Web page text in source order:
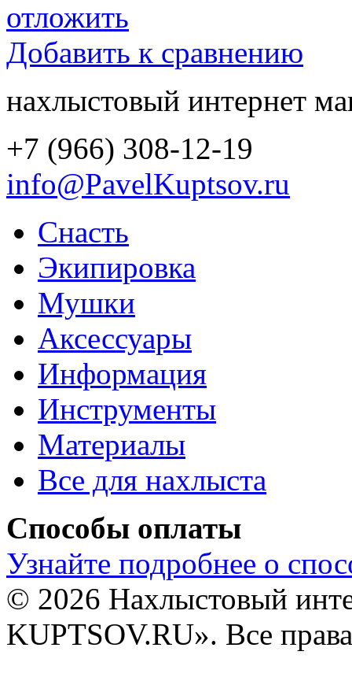
отложить
Добавить к сравнению
нахлыстовый интернет
+7 (966) 308-12-19
info@PavelKuptsov.ru
Снасть
Экипировка
Мушки
Аксессуары
Информация
Инструменты
Материалы
Все для нахлыста
Способы оплаты
Узнайте подробнее о
© 2026 Нахлыстовый
KUPTSOV.RU». Все